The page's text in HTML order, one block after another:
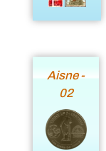
Aisne -
02